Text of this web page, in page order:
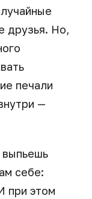
друзья. Но,
печали
—
выпьешь
себе:
при этом